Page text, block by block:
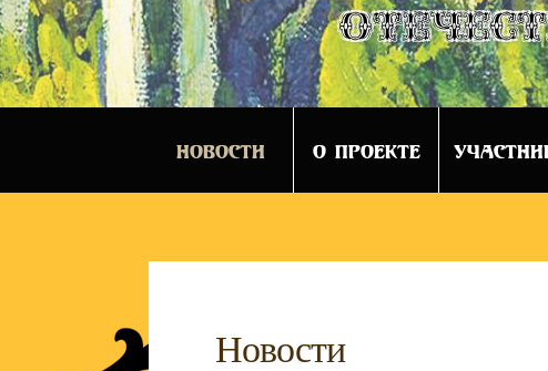
НОВОСТИ О ПРОЕКТЕ
Новости